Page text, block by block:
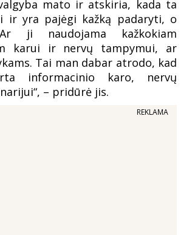
mato ir atskiria, kada ta
ir yra pajėgi kažką padaryti, o
ji naudojama kažkokiam
karui ir nervų tampymui, ar
Tai man dabar atrodo, kad
informacinio karo, nervų
– pridūrė jis.
REKLAMA